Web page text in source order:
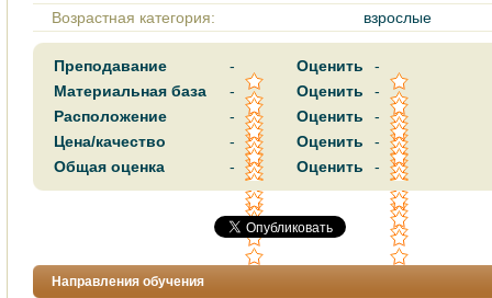
Возрастная категория: взрослые
Преподавание - Оценить
-
Материальная база
- Оценить
-
Расположение
- Оценить
-
Цена/качество
- Оценить
-
Общая оценка
- Оценить -
Направления обучения